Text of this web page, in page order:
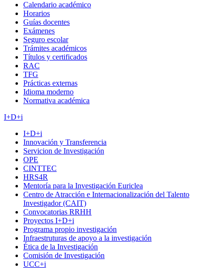
Calendario académico
Horarios
Guías docentes
Exámenes
Seguro escolar
Trámites académicos
Títulos y certificados
RAC
TFG
Prácticas externas
Idioma moderno
Normativa académica
I+D+i
I+D+i
Innovación y Transferencia
Servicion de Investigación
OPE
CINTTEC
HRS4R
Mentoría para la Investigación Euriclea
Centro de Atracción e Internacionalización del Talento
Investigador (CAIT)
Convocatorias RRHH
Proyectos I+D+i
Programa propio investigación
Infraestruturas de apoyo a la investigación
Ética de la Investigación
Comisión de Investigación
UCC+i